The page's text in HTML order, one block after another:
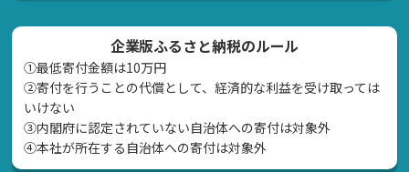
企業版ふるさと納税のルール
①最低寄付金額は10万円
②寄付を行うことの代償として、経済的な利益を受け取っては
いけない
➂内閣府に認定されていない自治体への寄付は対象外
④本社が所在する自治体への寄付は対象外